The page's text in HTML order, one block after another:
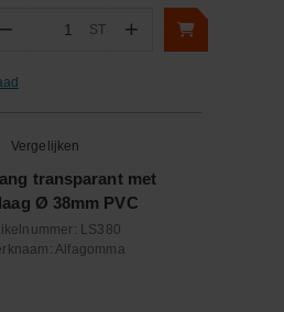
− Aantal
ST +
Vergelijken
transparant met
Ø 38mm PVC
LS380
Alfagomma